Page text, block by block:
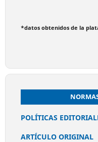
*datos obtenidos de la
POLÍTICAS
ARTÍCULO ORIGINAL